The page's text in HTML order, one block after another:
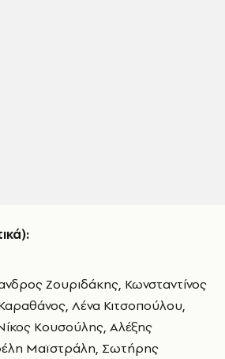
Ζουριδάκης, Κωνσταντίνος
Λένα Κιτσοπούλου,
Κουσούλης, Αλέξης
Μαϊστράλη, Σωτήρης